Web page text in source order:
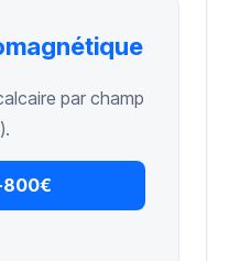
par champ